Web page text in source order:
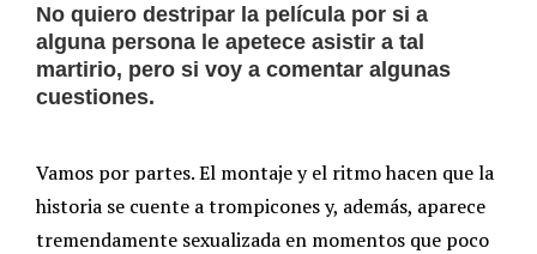
No quiero destripar la película por si a
alguna persona le apetece asistir a tal
martirio, pero si voy a comentar algunas
cuestiones.
Vamos por partes. El montaje y el ritmo hacen que la
historia se cuente a trompicones y, además, aparece
tremendamente sexualizada en momentos que poco